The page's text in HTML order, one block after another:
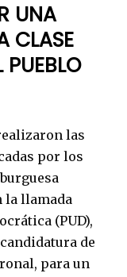
UNA
CLASE
las
por los
la llamada
(PUD),
de
para un